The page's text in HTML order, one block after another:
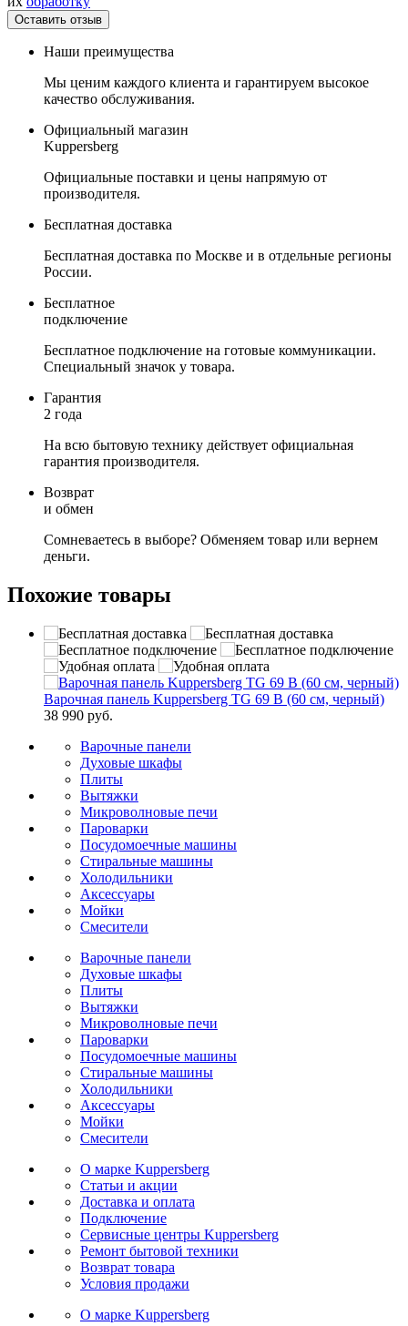
Наши преимущества
Мы ценим каждого клиента и гарантируем высокое
качество обслуживания.
Официальный магазин
Kuppersberg
Официальные поставки и цены напрямую от
производителя.
Бесплатная доставка
Бесплатная доставка по Москве и в отдельные регионы
России.
Бесплатное
подключение
Бесплатное подключение на готовые коммуникации.
Специальный значок у товара.
Гарантия
2 года
На всю бытовую технику действует официальная
гарантия производителя.
Возврат
и обмен
Сомневаетесь в выборе? Обменяем товар или вернем
деньги.
Похожие товары
Варочная панель Kuppersberg TG 69 B (60 см, черный)
38 990 руб.
Варочные панели
Духовые шкафы
Плиты
Вытяжки
Микроволновые печи
Пароварки
Посудомоечные машины
Стиральные машины
Холодильники
Аксессуары
Мойки
Cмесители
Варочные панели
Духовые шкафы
Плиты
Вытяжки
Микроволновые печи
Пароварки
Посудомоечные машины
Стиральные машины
Холодильники
Аксессуары
Мойки
Cмесители
О марке Kuppersberg
Статьи и акции
Доставка и оплата
Подключение
Сервисные центры Kuppersberg
Ремонт бытовой техники
Возврат товара
Условия продажи
О марке Kuppersberg